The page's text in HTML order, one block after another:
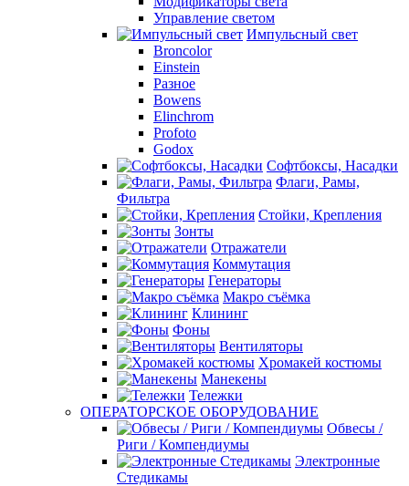
Управление светом
Импульсный свет
Broncolor
Einstein
Разное
Bowens
Elinchrom
Profoto
Godox
Софтбоксы, Насадки
Флаги, Рамы,
Фильтра
Стойки, Крепления
Зонты
Отражатели
Коммутация
Генераторы
Макро съёмка
Клининг
Фоны
Вентиляторы
Хромакей костюмы
Манекены
Тележки
ОПЕРАТОРСКОЕ ОБОРУДОВАНИЕ
Обвесы /
Риги / Компендиумы
Электронные
Стедикамы